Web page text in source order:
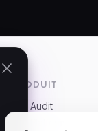
PRODUIT
K-AI Audit